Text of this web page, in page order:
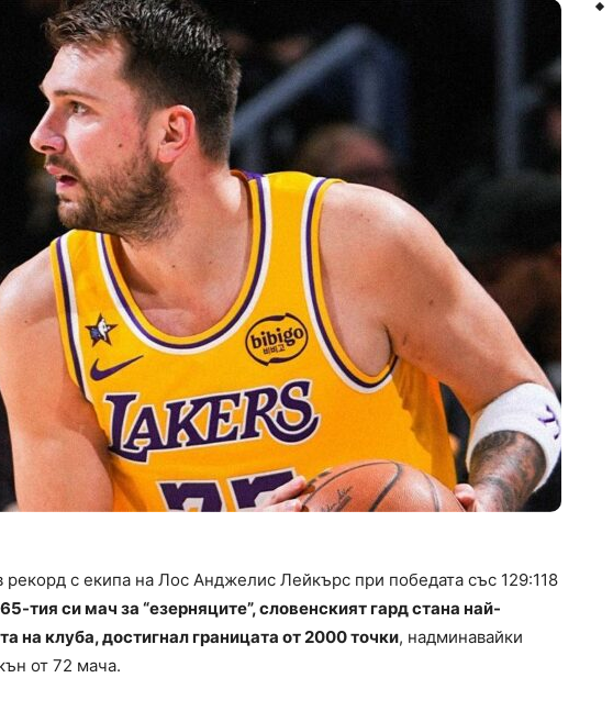
с екипа на Лос Анджелис Лейкърс при победата със 129:118
тия си мач за “езерняците”, словенският гард стана най-
на клуба, достигнал границата от 2000 точки, надминавайки
от 72 мача.